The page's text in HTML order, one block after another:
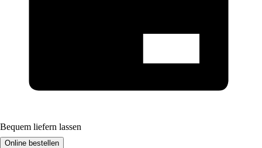
Bequem liefern lassen
Online bestellen